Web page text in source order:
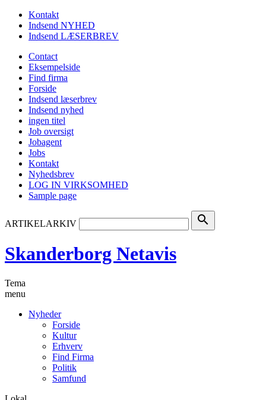
Kontakt
Indsend NYHED
Indsend LÆSERBREV
Contact
Eksempelside
Find firma
Forside
Indsend læserbrev
Indsend nyhed
ingen titel
Job oversigt
Jobagent
Jobs
Kontakt
Nyhedsbrev
LOG IN VIRKSOMHED
Sample page
ARTIKELARKIV search
Skanderborg Netavis
Tema
menu
Nyheder
Forside
Kultur
Erhverv
Find Firma
Politik
Samfund